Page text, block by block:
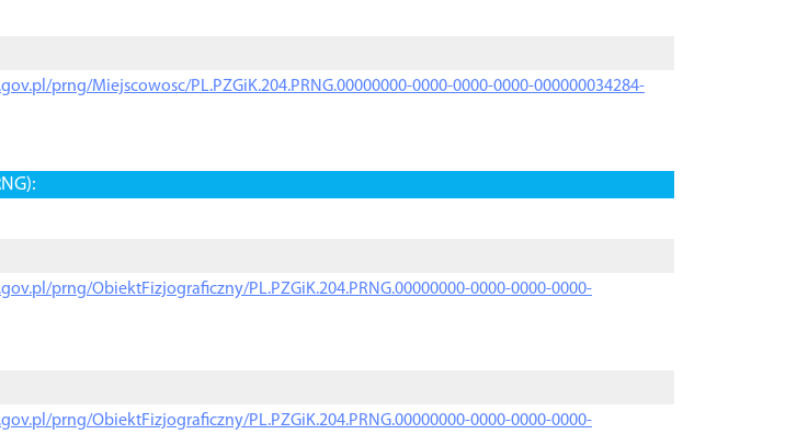
prng/Miejscowosc/PL.PZGiK.204.PRNG.00000000-0000-0000-0000-000000034284-
prng/ObiektFizjograficzny/PL.PZGiK.204.PRNG.00000000-0000-0000-0000-
prng/ObiektFizjograficzny/PL.PZGiK.204.PRNG.00000000-0000-0000-0000-